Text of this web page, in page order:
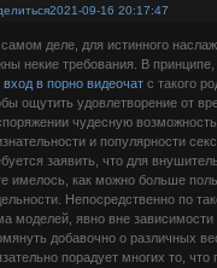
2021-09-16 20:17:47
деле, для истинного
некие требования. В
вход в порно видеочат с такого
ощутить удовлетворение от
чудесную
и популярности
заявить, что для
имелось, как можно больше
Непосредственно по
моделей, явно вне
добавочно о различных
порадует многих то,